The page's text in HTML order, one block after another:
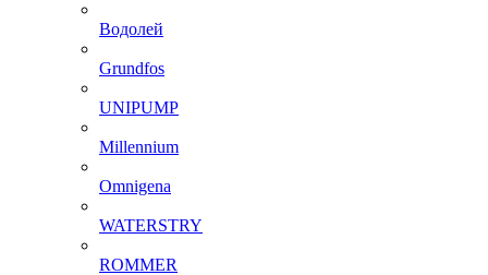
Водолей
Grundfos
UNIPUMP
Millennium
Omnigena
WATERSTRY
ROMMER